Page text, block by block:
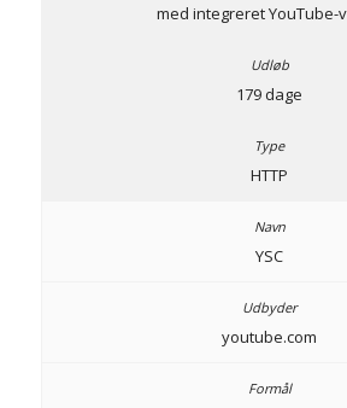
med integreret YouTube-
179 dage
HTTP
YSC
youtube.com